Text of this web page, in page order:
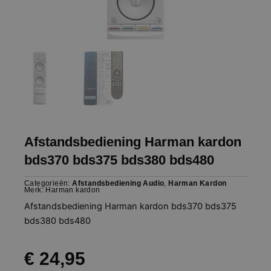
Afstandsbediening Harman kardon
bds370 bds375 bds380 bds480
Categorieën: Afstandsbediening Audio ,Harman Kardon
Merk: Harman kardon
Afstandsbediening Harman kardon bds370 bds375
bds380 bds480
€ 24,95